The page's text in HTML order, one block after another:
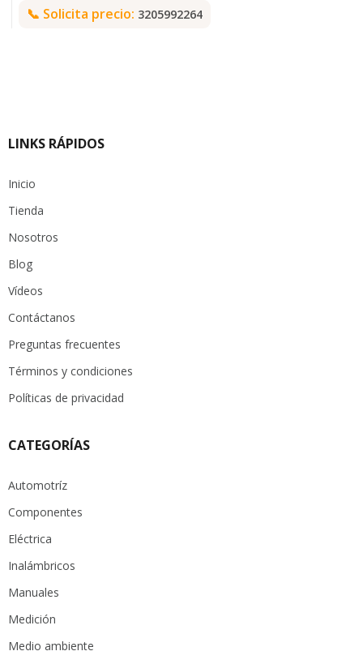
📞 Solicita precio: 3205992264
LINKS RÁPIDOS
Inicio
Tienda
Nosotros
Blog
Vídeos
Contáctanos
Preguntas frecuentes
Términos y condiciones
Políticas de privacidad
CATEGORÍAS
Automotríz
Componentes
Eléctrica
Inalámbricos
Manuales
Medición
Medio ambiente